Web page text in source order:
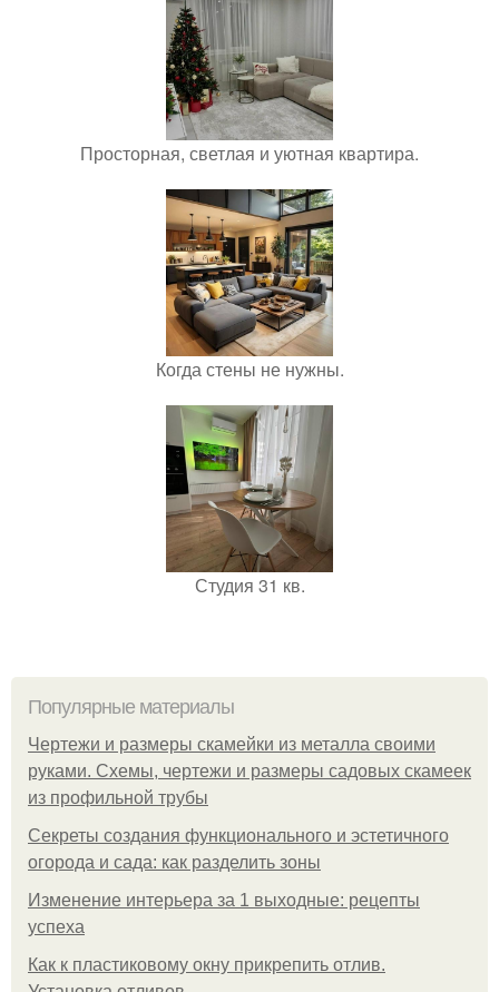
Просторная, светлая и уютная квартира.
Когда стены не нужны.
Студия 31 кв.
Популярные материалы
Чертежи и размеры скамейки из металла своими
руками. Схемы, чертежи и размеры садовых скамеек
из профильной трубы
Секреты создания функционального и эстетичного
огорода и сада: как разделить зоны
Изменение интерьера за 1 выходные: рецепты
успеха
Как к пластиковому окну прикрепить отлив.